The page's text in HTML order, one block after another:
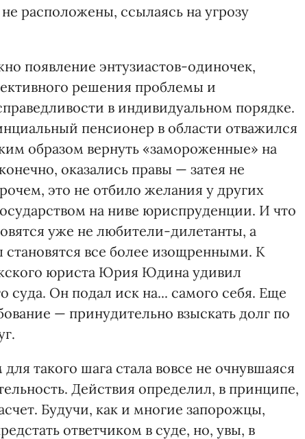
расположены, ссылаясь на угрозу
появление энтузиастов-одиночек,
решения проблемы и
в индивидуальном порядке.
пенсионер в области отважился
образом вернуть «замороженные» на
оказались правы — затея не
это не отбило желания у других
на ниве юриспруденции. И что
уже не любители-дилетанты, а
все более изощренными. К
юриста Юрия Юдина удивил
суда. Он подал иск на... самого себя. Еще
— принудительно взыскать долг по
такого шага стала вовсе не очнувшаяся
Действия определил, в принципе,
Будучи, как и многие запорожцы,
ответчиком в суде, но, увы, в